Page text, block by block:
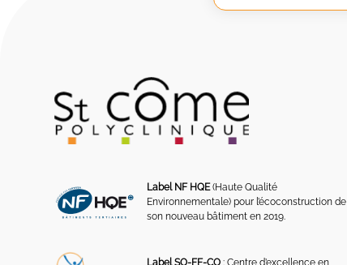
Label NF HQE(Haute Qualité
Environnementale) pour l’écoconstruction de
son nouveau bâtiment en 2019.